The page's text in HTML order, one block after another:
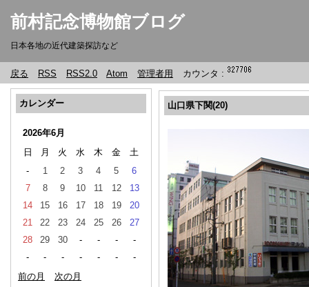
前村記念博物館ブログ
日本各地の近代建築探訪など
戻る RSS RSS2.0 Atom 管理者用 カウンタ :
カレンダー
2026年6月
日
月 火 水 木 金
土
-
1 2 3 4 5
6
7
8 9 10 11 12
13
14
15 16 17 18 19
20
21
22 23 24 25 26
27
28
29 30 - - -
-
-
- - - - -
-
前の月
次の月
山口県下関(20)